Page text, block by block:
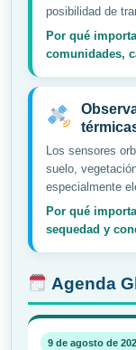
posibilidad de
Por qué
comunidades,
Los sensores
suelo,
especialmente
Por qué
sequedad y
Agenda
9 de agosto de